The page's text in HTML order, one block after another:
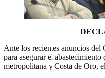
Ante los recientes anuncios del
para asegurar el abastecimiento
metropolitana y Costa de Oro,